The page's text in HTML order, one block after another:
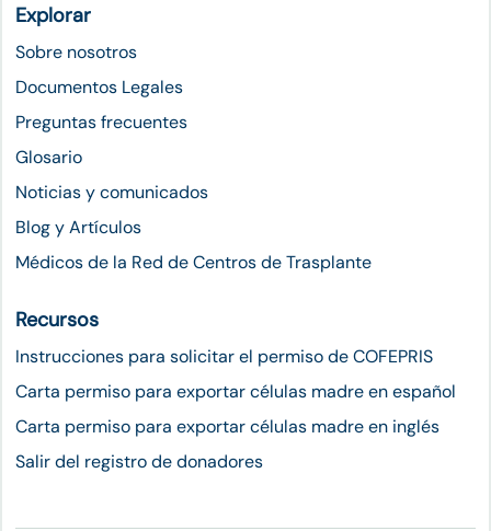
Explorar
Sobre nosotros
Documentos Legales
Preguntas frecuentes
Glosario
Noticias y comunicados
Blog y Artículos
Médicos de la Red de Centros de Trasplante
Recursos
Instrucciones para solicitar el permiso de COFEPRIS
Carta permiso para exportar células madre en español
Carta permiso para exportar células madre en inglés
Salir del registro de donadores